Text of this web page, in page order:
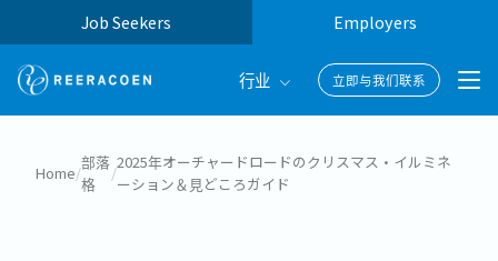
Job Seekers Employers
行业
Banking & Finance
FinTech
立即与我们联系
Home/
部落
格
/
2025年オーチャードロードのクリスマス・イルミネ
ーション＆見どころガイド